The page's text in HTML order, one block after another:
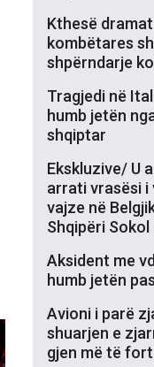
Kthesë
kombëtares
shpërndarje
Tragjedi në
humb jetën
shqiptar
Ekskluzive/ U
arrati vrasësi i
vajze në
Shqipëri Sokol
Aksident me
humb jetën
Avioni i parë
shuarjen e
gjen më të